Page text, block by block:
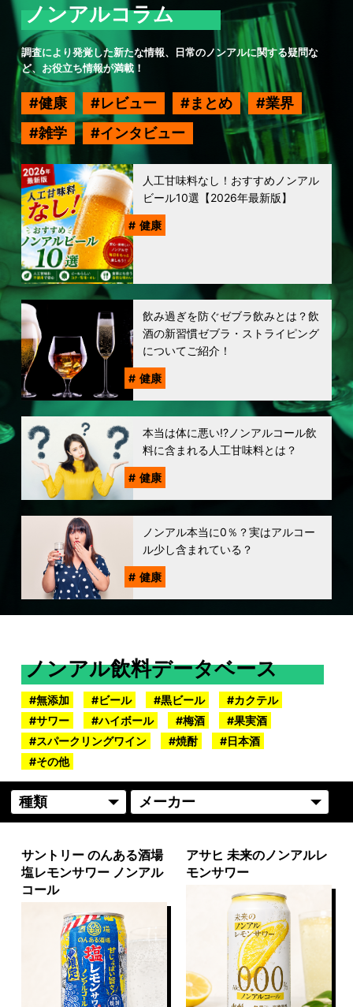
ノンアルコラム
調査により発覚した新たな情報、日常のノンアルに関する疑問な
ど、お役立ち情報が満載！
健康 レビュー まとめ
業界
雑学
インタビュー
人工甘味料なし！おすすめノンアル
ビール10選【2026年最新版】
健康
飲み過ぎを防ぐゼブラ飲みとは？飲
酒の新習慣ゼブラ・ストライピング
についてご紹介！
健康
本当は体に悪い!?ノンアルコール飲
料に含まれる人工甘味料とは？
健康
ノンアル本当に0％？実はアルコー
ル少し含まれている？
健康
ノンアル飲料データベース
無添加 ビール 黒ビール
カクテル
サワー
ハイボール 梅酒
果実酒
スパークリングワイン
焼酎
日本酒
その他
サントリー のんある酒場
塩レモンサワー ノンアル
コール
アサヒ 未来のノンアルレ
モンサワー